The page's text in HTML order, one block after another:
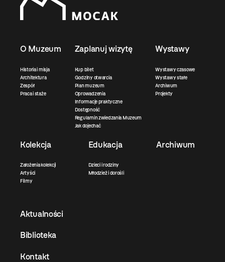
O Muzeum
Historia i misja
Architektura
Zespół
Praca i staże
Zaplanuj wizytę
Kup bilet
Godziny otwarcia
Plan muzeum
Oprowadzenia
Informacje praktyczne
Dostępność
Regulamin zwiedzania Muzeum
Jak dojechać
Wystawy
Wystawy czasowe
Wystawy stałe
Archiwum
Projekty
Kolekcja
Założenia kolekcji
Artyści
Filmy
Edukacja
Dzieci i rodziny
Młodzież i dorośli
Archiwum
Aktualności
Biblioteka
Kontakt